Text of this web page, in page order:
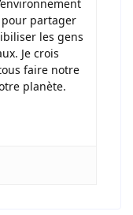
pour partager
les gens
Je crois
faire notre
planète.